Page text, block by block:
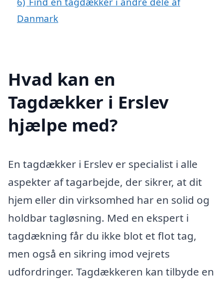
Danmark
Hvad kan en
Tagdækker i Erslev
hjælpe med?
En tagdækker i Erslev er specialist i alle
aspekter af tagarbejde, der sikrer, at dit
hjem eller din virksomhed har en solid og
holdbar tagløsning. Med en ekspert i
tagdækning får du ikke blot et flot tag,
men også en sikring imod vejrets
udfordringer. Tagdækkeren kan tilbyde en